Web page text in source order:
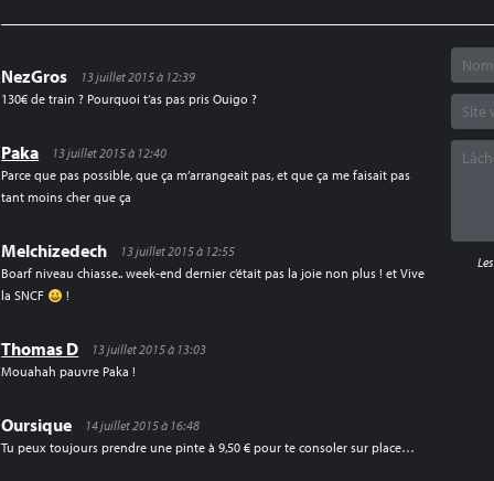
NezGros
13 juillet 2015 à 12:39
130€ de train ? Pourquoi t’as pas pris Ouigo ?
Paka
13 juillet 2015 à 12:40
Parce que pas possible, que ça m’arrangeait pas, et que ça me faisait pas
tant moins cher que ça
Melchizedech
13 juillet 2015 à 12:55
Boarf niveau chiasse.. week-end dernier c’était pas la joie non plus ! et Vive
la SNCF
!
Thomas D
13 juillet 2015 à 13:03
Mouahah pauvre Paka !
Oursique
14 juillet 2015 à 16:48
Tu peux toujours prendre une pinte à 9,50 € pour te consoler sur place…